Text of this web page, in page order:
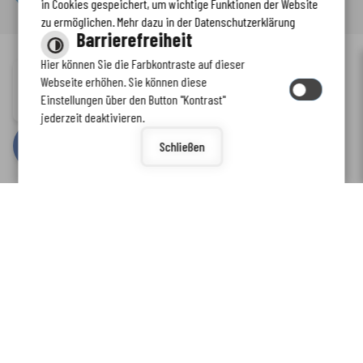
Inhalt-Impressum-Datenschutzerklärung Kontaktformular -
Barrierefreiheit
bycm citymedia GmbH
Immer auf dem neuesten Stand
www.enkreis.de möchte Ihnen Benachrichtigungen senden
in Cookies gespeichert, um wichtige Funktionen der Website
zu ermöglichen. Mehr dazu in der Datenschutzerklärung
Barrierefreiheit
Hier können Sie die Farbkontraste auf dieser
Webseite erhöhen. Sie können diese
Einstellungen über den Button "Kontrast"
jederzeit deaktivieren.
Schließen